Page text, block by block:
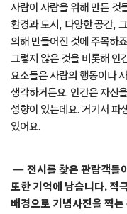
사람이 사람을 위해 만든 것
환경과 도시, 다양한 공간,
의해 만들어진 것에 주목하
그렇지 않은 것을 비롯해 인
요소들은 사람의 행동이나
생각하거든요. 인간은 자신
성향이 있는데요. 거기서 파
있어요.
전시를 찾은 관람객들
또한 기억에 남습니다. 적
배경으로 기념사진을 찍